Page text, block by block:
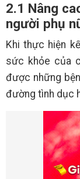
2.1 Nâng
người phụ
Khi thực hiện
sức khỏe của
được những
đường tình dục